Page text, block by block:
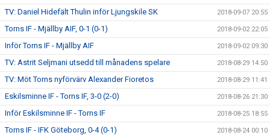
TV: Daniel Hidefält Thulin inför Ljungskile SK 2018-09-07 20:55
Torns IF - Mjällby AIF, 0-1 (0-1) 2018-09-02 22:05
Inför Torns IF - Mjällby AIF 2018-09-02 09:30
TV: Astrit Seljmani utsedd till månadens spelare 2018-08-29 14:50
TV: Möt Torns nyförvärv Alexander Fioretos 2018-08-29 11:41
Eskilsminne IF - Torns IF, 3-0 (2-0) 2018-08-26 21:30
Inför Eskilsminne IF - Torns IF 2018-08-25 18:55
Torns IF - IFK Göteborg, 0-4 (0-1) 2018-08-24 00:10